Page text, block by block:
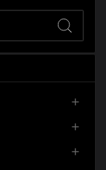


